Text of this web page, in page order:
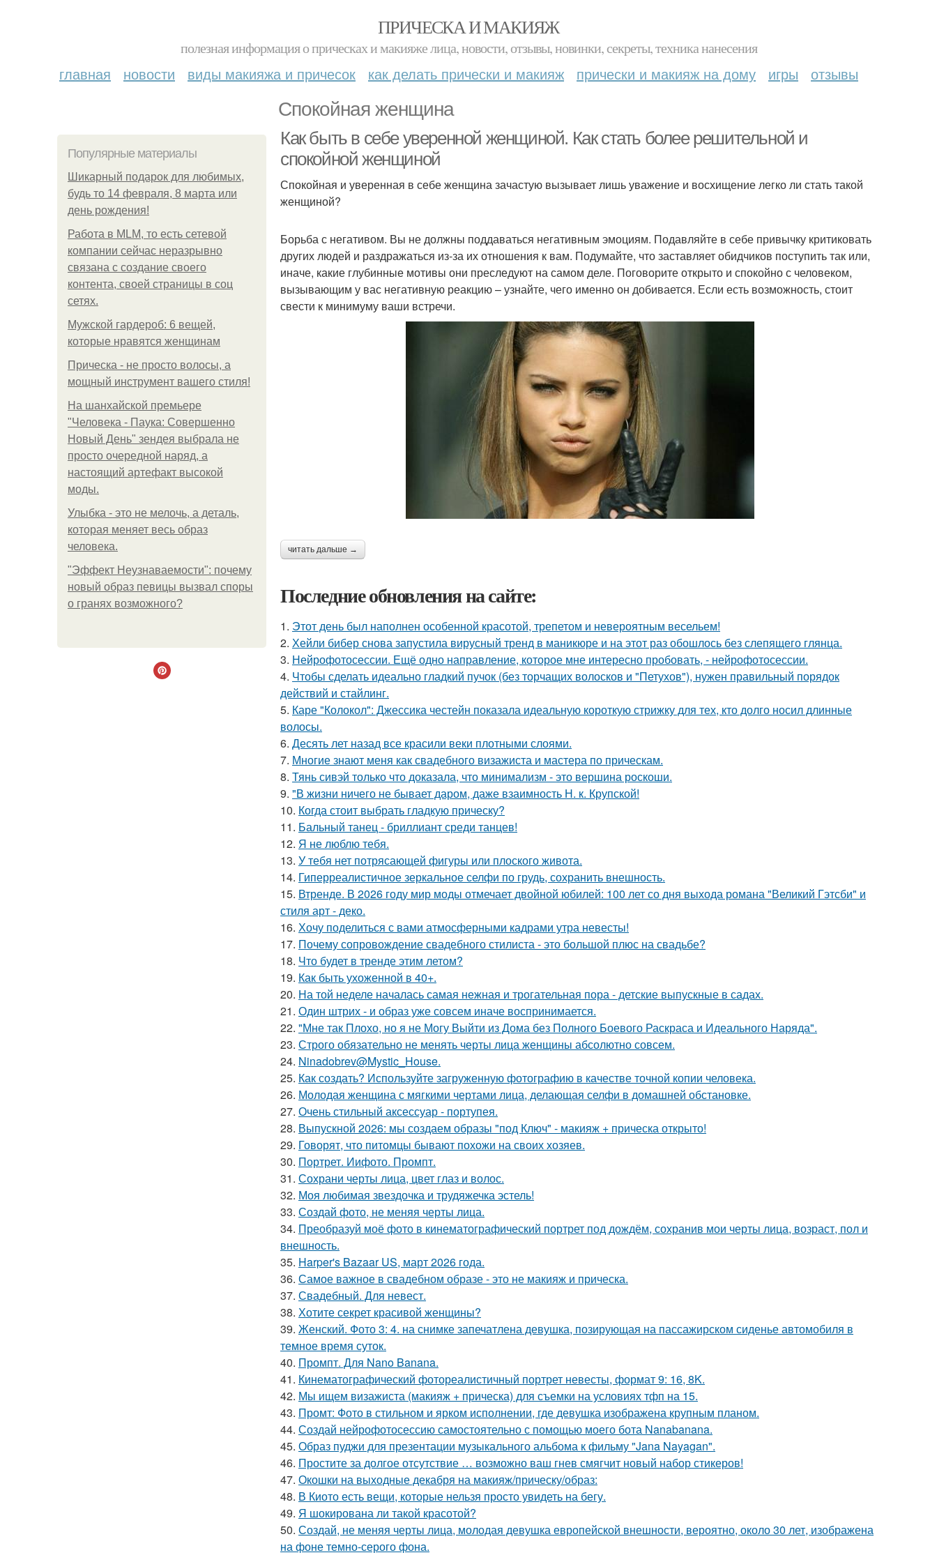
ПРИЧЕСКА И МАКИЯЖ
полезная информация о прическах и макияже лица, новости, отзывы, новинки, секреты, техника нанесения
главная новости виды макияжа и причесок как делать прически и макияж прически и макияж на дому игры отзывы
Спокойная женщина
Популярные материалы
Шикарный подарок для любимых,
будь то 14 февраля, 8 марта или
день рождения!
Работа в MLM, то есть сетевой
компании сейчас неразрывно
связана с создание своего
контента, своей страницы в соц
сетях.
Мужской гардероб: 6 вещей,
которые нравятся женщинам
Прическа - не просто волосы, а
мощный инструмент вашего стиля!
На шанхайской премьере
"Человека - Паука: Совершенно
Новый День" зендея выбрала не
просто очередной наряд, а
настоящий артефакт высокой
моды.
Улыбка - это не мелочь, а деталь,
которая меняет весь образ
человека.
"Эффект Неузнаваемости": почему
новый образ певицы вызвал споры
о гранях возможного?
Как быть в себе уверенной женщиной. Как стать более решительной и
спокойной женщиной
Спокойная и уверенная в себе женщина зачастую вызывает лишь уважение и восхищение легко ли стать такой
женщиной?
Борьба с негативом. Вы не должны поддаваться негативным эмоциям. Подавляйте в себе привычку критиковать
других людей и раздражаться из-за их отношения к вам. Подумайте, что заставляет обидчиков поступить так или,
иначе, какие глубинные мотивы они преследуют на самом деле. Поговорите открыто и спокойно с человеком,
вызывающим у вас негативную реакцию – узнайте, чего именно он добивается. Если есть возможность, стоит
свести к минимуму ваши встречи.
читать дальше →
Последние обновления на сайте:
1. Этот день был наполнен особенной красотой, трепетом и невероятным весельем!
2. Хейли бибер снова запустила вирусный тренд в маникюре и на этот раз обошлось без слепящего глянца.
3. Нейрофотосессии. Ещё одно направление, которое мне интересно пробовать, - нейрофотосессии.
4. Чтобы сделать идеально гладкий пучок (без торчащих волосков и "Петухов"), нужен правильный порядок
действий и стайлинг.
5. Каре "Колокол": Джессика честейн показала идеальную короткую стрижку для тех, кто долго носил длинные
волосы.
6. Десять лет назад все красили веки плотными слоями.
7. Многие знают меня как свадебного визажиста и мастера по прическам.
8. Тянь сивэй только что доказала, что минимализм - это вершина роскоши.
9. "В жизни ничего не бывает даром, даже взаимность Н. к. Крупской!
10. Когда стоит выбрать гладкую прическу?
11. Бальный танец - бриллиант среди танцев!
12. Я не люблю тебя.
13. У тебя нет потрясающей фигуры или плоского живота.
14. Гиперреалистичное зеркальное селфи по грудь, сохранить внешность.
15. Втренде. В 2026 году мир моды отмечает двойной юбилей: 100 лет со дня выхода романа "Великий Гэтсби" и
стиля арт - деко.
16. Хочу поделиться с вами атмосферными кадрами утра невесты!
17. Почему сопровождение свадебного стилиста - это большой плюс на свадьбе?
18. Что будет в тренде этим летом?
19. Как быть ухоженной в 40+.
20. На той неделе началась самая нежная и трогательная пора - детские выпускные в садах.
21. Один штрих - и образ уже совсем иначе воспринимается.
22. "Мне так Плохо, но я не Могу Выйти из Дома без Полного Боевого Раскраса и Идеального Наряда".
23. Строго обязательно не менять черты лица женщины абсолютно совсем.
24. Ninadobrev@Mystic_House.
25. Как создать? Используйте загруженную фотографию в качестве точной копии человека.
26. Молодая женщина с мягкими чертами лица, делающая селфи в домашней обстановке.
27. Очень стильный аксессуар - портупея.
28. Выпускной 2026: мы создаем образы "под Ключ" - макияж + прическа открыто!
29. Говорят, что питомцы бывают похожи на своих хозяев.
30. Портрет. Иифото. Промпт.
31. Сохрани черты лица, цвет глаз и волос.
32. Моя любимая звездочка и трудяжечка эстель!
33. Создай фото, не меняя черты лица.
34. Преобразуй моё фото в кинематографический портрет под дождём, сохранив мои черты лица, возраст, пол и
внешность.
35. Harper's Bazaar US, март 2026 года.
36. Самое важное в свадебном образе - это не макияж и прическа.
37. Свадебный. Для невест.
38. Хотите секрет красивой женщины?
39. Женский. Фото 3: 4. на снимке запечатлена девушка, позирующая на пассажирском сиденье автомобиля в
темное время суток.
40. Промпт. Для Nano Banana.
41. Кинематографический фотореалистичный портрет невесты, формат 9: 16, 8K.
42. Мы ищем визажиста (макияж + прическа) для съемки на условиях тфп на 15.
43. Промт: Фото в стильном и ярком исполнении, где девушка изображена крупным планом.
44. Создай нейрофотосессию самостоятельно с помощью моего бота Nanabanana.
45. Образ пуджи для презентации музыкального альбома к фильму "Jana Nayagan".
46. Простите за долгое отсутствие … возможно ваш гнев смягчит новый набор стикеров!
47. Окошки на выходные декабря на макияж/прическу/образ:
48. В Киото есть вещи, которые нельзя просто увидеть на бегу.
49. Я шокирована ли такой красотой?
50. Создай, не меняя черты лица, молодая девушка европейской внешности, вероятно, около 30 лет, изображена
на фоне темно-серого фона.